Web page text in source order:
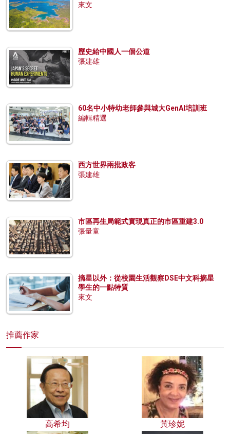
來文
歷史給中國人一個公道
張建雄
60名中小特幼老師參與城大GenAI培訓班
編輯精選
西方世界兩批政客
張建雄
市區再生局範式實現真正的市區重建3.0
張量童
摘星以外：從校園生活觀察DSE中文科摘星
學生的一點特質
來文
推薦作家
高希均 黃珍妮